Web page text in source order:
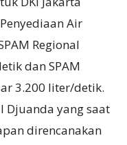
Air
Regional
dan SPAM
3.200 liter/detik.
Djuanda yang saat
direncanakan